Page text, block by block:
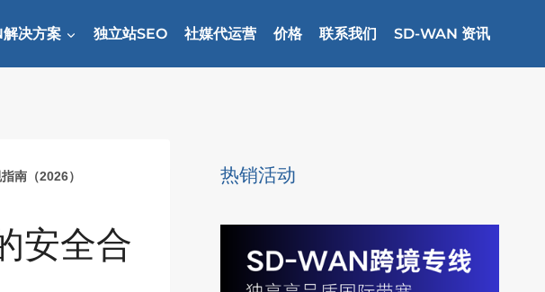
决方案 独立站SEO 社媒代运营 价格 联系我们 SD-WAN 资讯
南（2026）
安全合
热销活动